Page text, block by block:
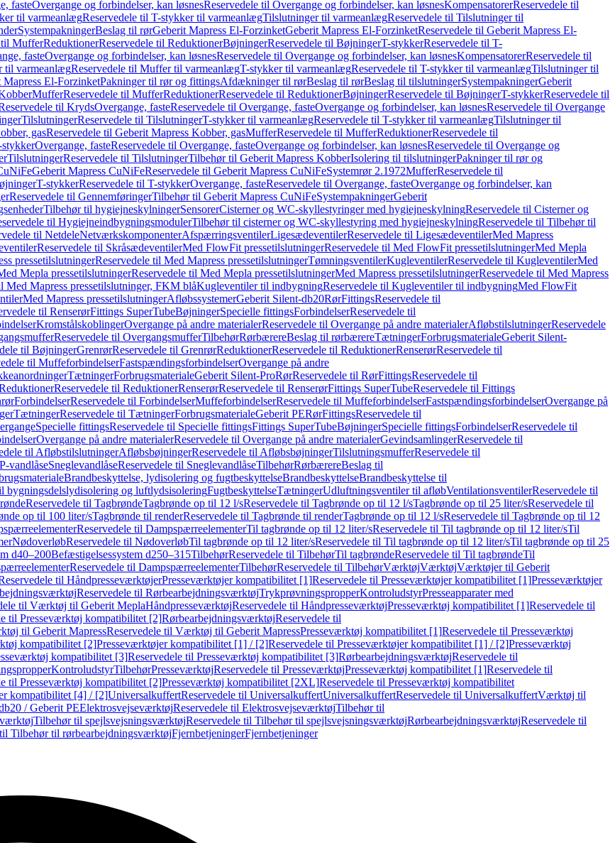
fasteOvergange og forbindelser, kan løsnesReservedele til Overgange og forbindelser, kan løsnesKompensatorerReservedele til
til varmeanlægReservedele til T-stykker til varmeanlægTilslutninger til varmeanlægReservedele til Tilslutninger til
SystempakningerBeslag til rørGeberit Mapress El-ForzinketGeberit Mapress El-ForzinketReservedele til Geberit Mapress El-
til MufferReduktionerReservedele til ReduktionerBøjningerReservedele til BøjningerT-stykkerReservedele til T-
fasteOvergange og forbindelser, kan løsnesReservedele til Overgange og forbindelser, kan løsnesKompensatorerReservedele til
til varmeanlægReservedele til Muffer til varmeanlægT-stykker til varmeanlægReservedele til T-stykker til varmeanlægTilslutninger til
El-ForzinketPakninger til rør og fittingsAfdækninger til rørBeslag til rørBeslag til tilslutningerSystempakningerGeberit
MufferReservedele til MufferReduktionerReservedele til ReduktionerBøjningerReservedele til BøjningerT-stykkerReservedele til
til KrydsOvergange, fasteReservedele til Overgange, fasteOvergange og forbindelser, kan løsnesReservedele til Overgange
TilslutningerReservedele til TilslutningerT-stykker til varmeanlægReservedele til T-stykker til varmeanlægTilslutninger til
gasReservedele til Geberit Mapress Kobber, gasMufferReservedele til MufferReduktionerReservedele til
stykkerOvergange, fasteReservedele til Overgange, fasteOvergange og forbindelser, kan løsnesReservedele til Overgange og
TilslutningerReservedele til TilslutningerTilbehør til Geberit Mapress KobberIsolering til tilslutningerPakninger til rør og
Geberit Mapress CuNiFeReservedele til Geberit Mapress CuNiFeSystemrør 2.1972MufferReservedele til
T-stykkerReservedele til T-stykkerOvergange, fasteReservedele til Overgange, fasteOvergange og forbindelser, kan
Reservedele til GennemføringerTilbehør til Geberit Mapress CuNiFeSystempakningerGeberit
Tilbehør til hygiejneskylningerSensorerCisterner og WC-skyllestyringer med hygiejneskylningReservedele til Cisterner og
til HygiejneindbygningsmodulerTilbehør til cisterner og WC-skyllestyring med hygiejneskylningReservedele til Tilbehør til
til NetdeleNetværkskomponenterAfspærringsventilerLigesædeventilerReservedele til LigesædeventilerMed Mapress
Reservedele til SkråsædeventilerMed FlowFit pressetilslutningerReservedele til Med FlowFit pressetilslutningerMed Mepla
pressetilslutningerReservedele til Med Mapress pressetilslutningerTømningsventilerKugleventilerReservedele til KugleventilerMed
Mepla pressetilslutningerReservedele til Med Mepla pressetilslutningerMed Mapress pressetilslutningerReservedele til Med Mapress
Med Mapress pressetilslutninger, FKM blåKugleventiler til indbygningReservedele til Kugleventiler til indbygningMed FlowFit
Med Mapress pressetilslutningerAfløbssystemerGeberit Silent-db20RørFittingsReservedele til
til RenserørFittings SuperTubeBøjningerSpecielle fittingsForbindelserReservedele til
KromstålskoblingerOvergange på andre materialerReservedele til Overgange på andre materialerAfløbstilslutningerReservedele
Reservedele til OvergangsmufferTilbehørRørbærereBeslag til rørbærereTætningerForbrugsmaterialeGeberit Silent-
til BøjningerGrenrørReservedele til GrenrørReduktionerReservedele til ReduktionerRenserørReservedele til
til MuffeforbindelserFastspændingsforbindelserOvergange på andre
TætningerForbrugsmaterialeGeberit Silent-ProRørReservedele til RørFittingsReservedele til
Reservedele til ReduktionerRenserørReservedele til RenserørFittings SuperTubeReservedele til Fittings
ForbindelserReservedele til ForbindelserMuffeforbindelserReservedele til MuffeforbindelserFastspændingsforbindelserOvergange på
TætningerReservedele til TætningerForbrugsmaterialeGeberit PERørFittingsReservedele til
Specielle fittingsReservedele til Specielle fittingsFittings SuperTubeBøjningerSpecielle fittingsForbindelserReservedele til
Overgange på andre materialerReservedele til Overgange på andre materialerGevindsamlingerReservedele til
til AfløbstilslutningerAfløbsbøjningerReservedele til AfløbsbøjningerTilslutningsmufferReservedele til
vandlåseSneglevandlåseReservedele til SneglevandlåseTilbehørRørbærereBeslag til
Brandbeskyttelse, lydisolering og fugtbeskyttelseBrandbeskyttelseBrandbeskyttelse til
bygningsdelslydisolering og luftlydsisoleringFugtbeskyttelseTætningerUdluftningsventiler til afløbVentilationsventilerReservedele til
Reservedele til TagbrøndeTagbrønde op til 12 l/sReservedele til Tagbrønde op til 12 l/sTagbrønde op til 25 liter/sReservedele til
op til 100 liter/sTagbrønde til renderReservedele til Tagbrønde til renderTagbrønde op til 12 l/sReservedele til Tagbrønde op til 12
Reservedele til DampspærreelementerTil tagbrønde op til 12 liter/sReservedele til Til tagbrønde op til 12 liter/sTil
NødoverløbReservedele til NødoverløbTil tagbrønde op til 12 liter/sReservedele til Til tagbrønde op til 12 liter/sTil tagbrønde op til 25
d40–200Befæstigelsessystem d250–315TilbehørReservedele til TilbehørTil tagbrøndeReservedele til Til tagbrøndeTil
Reservedele til DampspærreelementerTilbehørReservedele til TilbehørVærktøjVærktøjVærktøjer til Geberit
til HåndpresseværktøjerPresseværktøjer kompatibilitet [1]Reservedele til Presseværktøjer kompatibilitet [1]Presseværktøjer
Reservedele til RørbearbejdningsværktøjTrykprøvningspropperKontroludstyrPresseapparater med
til Værktøj til Geberit MeplaHåndpresseværktøjReservedele til HåndpresseværktøjPresseværktøj kompatibilitet [1]Reservedele til
til Presseværktøj kompatibilitet [2]RørbearbejdningsværktøjReservedele til
til Geberit MapressReservedele til Værktøj til Geberit MapressPresseværktøj kompatibilitet [1]Reservedele til Presseværktøj
kompatibilitet [2]Presseværktøjer kompatibilitet [1] / [2]Reservedele til Presseværktøjer kompatibilitet [1] / [2]Presseværktøj
kompatibilitet [3]Reservedele til Presseværktøj kompatibilitet [3]RørbearbejdningsværktøjReservedele til
KontroludstyrTilbehørPresseværktøjReservedele til PresseværktøjPresseværktøj kompatibilitet [1]Reservedele til
til Presseværktøj kompatibilitet [2]Presseværktøj kompatibilitet [2XL]Reservedele til Presseværktøj kompatibilitet
kompatibilitet [4] / [2]UniversalkuffertReservedele til UniversalkuffertUniversalkuffertReservedele til UniversalkuffertVærktøj til
/ Geberit PEElektrosvejseværktøjReservedele til ElektrosvejseværktøjTilbehør til
Tilbehør til spejlsvejsningsværktøjReservedele til Tilbehør til spejlsvejsningsværktøjRørbearbejdningsværktøjReservedele til
Tilbehør til rørbearbejdningsværktøjFjernbetjeningerFjernbetjeninger